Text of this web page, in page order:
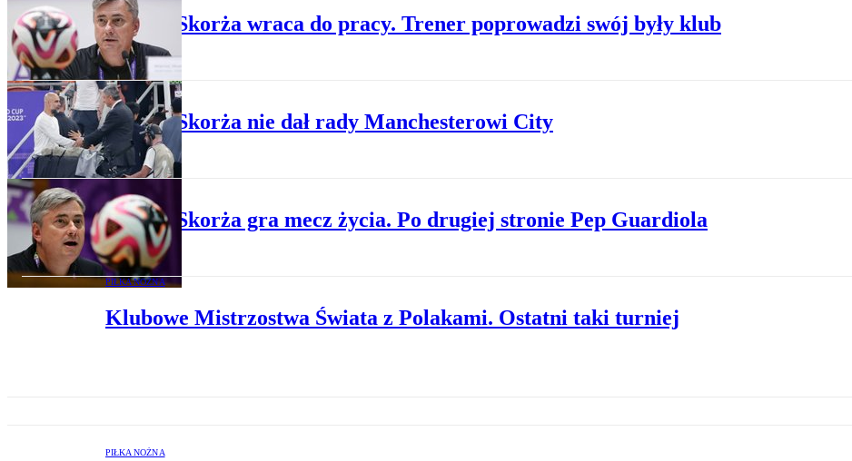
Maciej Skorża wraca do pracy. Trener poprowadzi swój były klub
PIŁKA NOŻNA
Maciej Skorża nie dał rady Manchesterowi City
Maciej Skorża gra mecz życia. Po drugiej stronie Pep Guardiola
PIŁKA NOŻNA
Klubowe Mistrzostwa Świata z Polakami. Ostatni taki turniej
PIŁKA NOŻNA